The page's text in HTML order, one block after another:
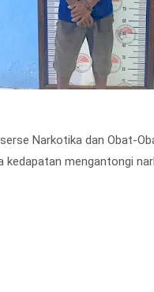
Narkotika dan Obat-
kedapatan mengantongi